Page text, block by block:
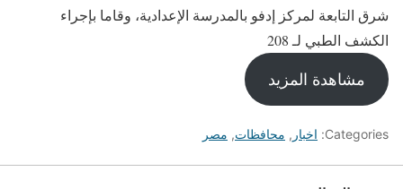
شرق التابعة لمركز إدفو بالمدرسة الإعدادية، وقاما بإجراء
الكشف الطبي لـ 208
مشاهدة المزيد
Categories: اخبار , محافظات, مصر